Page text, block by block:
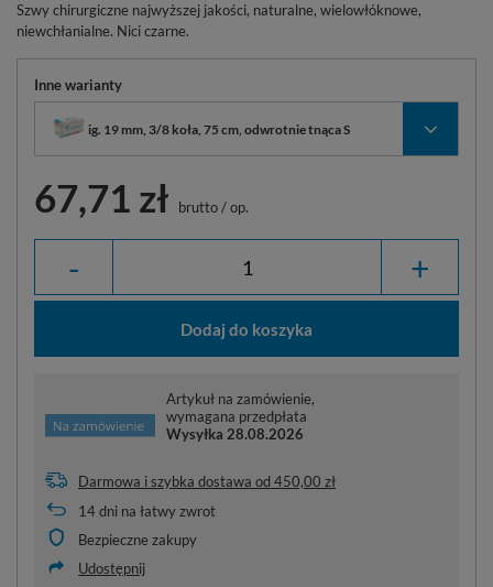
Szwy chirurgiczne najwyższej jakości, naturalne, wielowłóknowe,
niewchłanialne. Nici czarne.
Inne warianty
ig. 19 mm, 3/8 koła, 75 cm, odwrotnie tnąca S
67,71 zł brutto/op.
- +
Dodaj do koszyka
Artykuł na zamówienie,
wymagana przedpłata
Wysyłka 28.08.2026
Darmowa i szybka dostawa od450,00 zł
14dni na łatwy zwrot
Bezpieczne zakupy
Udostępnij